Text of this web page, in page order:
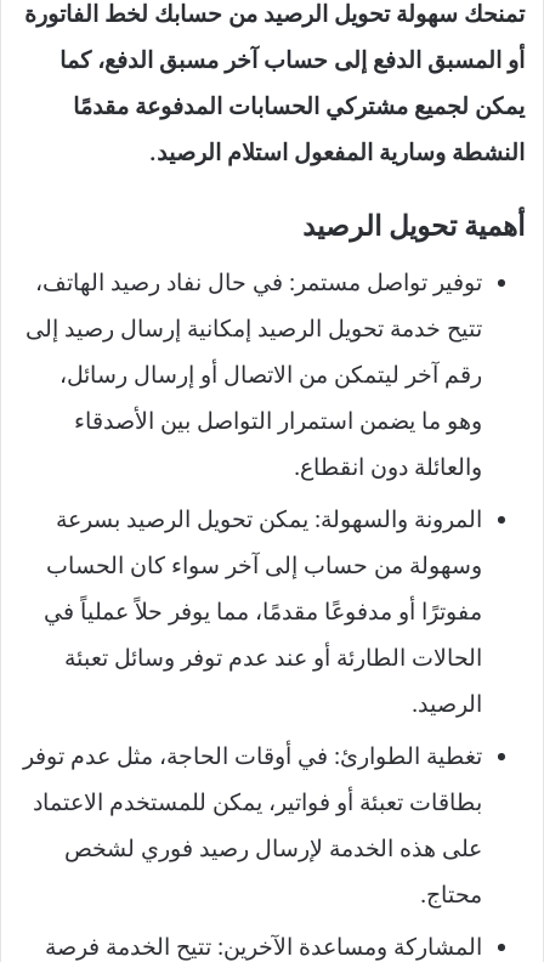
تمنحك سهولة تحويل الرصيد من حسابك لخط الفاتورة
أو المسبق الدفع إلى حساب آخر مسبق الدفع، كما
يمكن لجميع مشتركي الحسابات المدفوعة مقدمًا
النشطة وسارية المفعول استلام الرصيد.
أهمية تحويل الرصيد
توفير تواصل مستمر: في حال نفاد رصيد الهاتف،
تتيح خدمة تحويل الرصيد إمكانية إرسال رصيد إلى
رقم آخر ليتمكن من الاتصال أو إرسال رسائل،
وهو ما يضمن استمرار التواصل بين الأصدقاء
والعائلة دون انقطاع.
المرونة والسهولة: يمكن تحويل الرصيد بسرعة
وسهولة من حساب إلى آخر سواء كان الحساب
مفوترًا أو مدفوعًا مقدمًا، مما يوفر حلاً عملياً في
الحالات الطارئة أو عند عدم توفر وسائل تعبئة
الرصيد.
تغطية الطوارئ: في أوقات الحاجة، مثل عدم توفر
بطاقات تعبئة أو فواتير، يمكن للمستخدم الاعتماد
على هذه الخدمة لإرسال رصيد فوري لشخص
محتاج.
المشاركة ومساعدة الآخرين: تتيح الخدمة فرصة